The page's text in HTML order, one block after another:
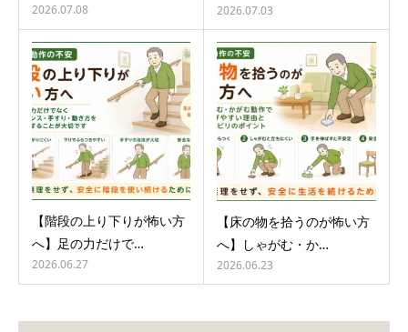
2026.07.08 2026.07.03
【階段の上り下りが怖い方
へ】足の力だけで…
2026.06.27
【床の物を拾うのが怖い方
へ】しゃがむ・か…
2026.06.23